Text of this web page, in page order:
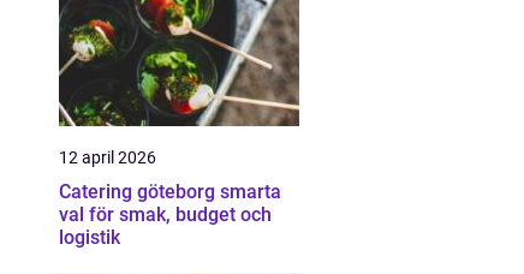
12 april 2026
Catering göteborg smarta
val för smak, budget och
logistik